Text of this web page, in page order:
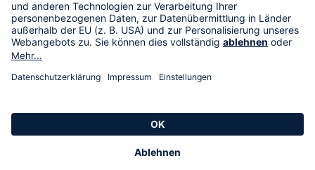
HSE International